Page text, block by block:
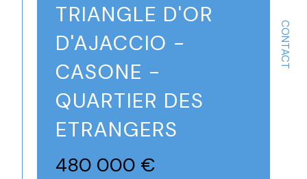
CONTACT
TRIANGLE D'OR
D'AJACCIO -
CASONE -
QUARTIER DES
ETRANGERS
480 000 €